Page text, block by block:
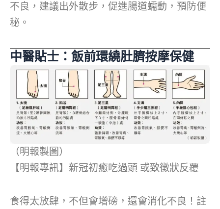
不良，建議出外散步，促進腸道蠕動，預防便
秘。
中醫貼士：飯前環繞肚臍按摩保健
（明報製圖）
【明報專訊】新冠初癒吃過頭 或致徵狀反覆
食得太放肆，不但會增磅，還會消化不良！註